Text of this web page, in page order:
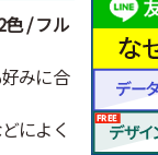
/ フル
みに合
によく